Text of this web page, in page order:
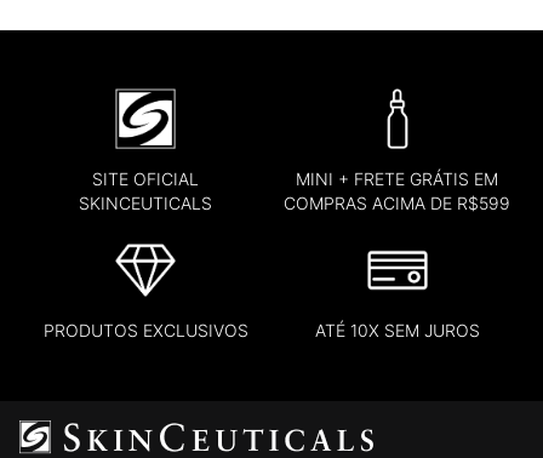
SITE OFICIAL
SKINCEUTICALS
MINI + FRETE GRÁTIS EM
COMPRAS ACIMA DE R$599
PRODUTOS EXCLUSIVOS ATÉ 10X SEM JUROS